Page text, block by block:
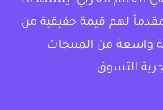
لهم قيمة حقيقية من
واسعة من المنتجات
التسوق.